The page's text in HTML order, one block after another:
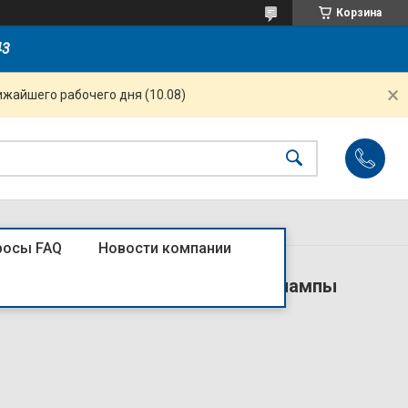
Корзина
рабочего дня (10.08)
FAQ Новости компании
IP20 MEGALIGHT (6) (лампы